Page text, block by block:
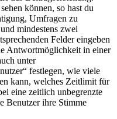
können, so hast du
Umfragen zu
mindestens zwei
Felder eingeben
Antwortmöglichkeit in einer
unter
festlegen, wie viele
kann, welches Zeitlimit für
eine zeitlich unbegrenzte
Benutzer ihre Stimme